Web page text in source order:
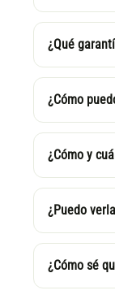
¿Qué
¿Cómo
¿Cómo y
¿Puedo
¿Cómo sé